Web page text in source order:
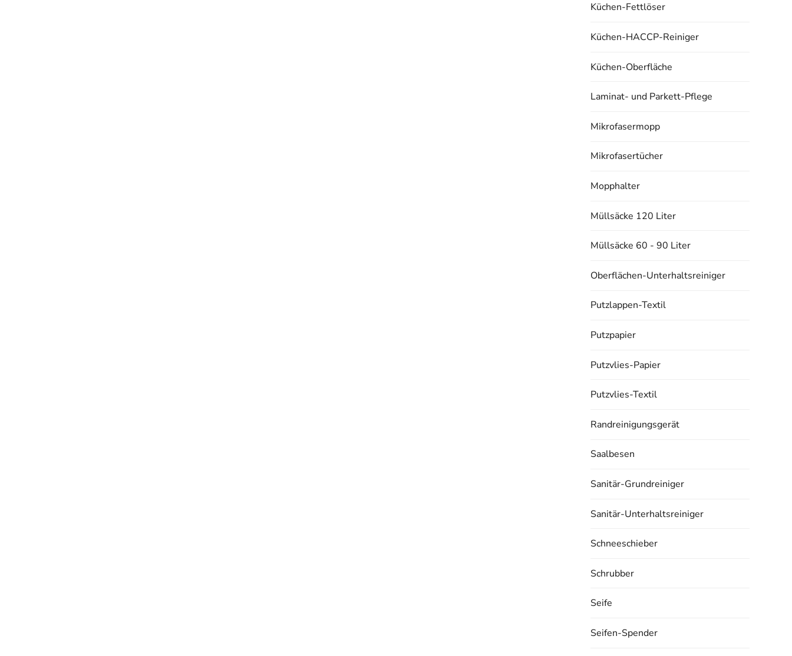
Küchen-Fettlöser
Küchen-HACCP-Reiniger
Küchen-Oberfläche
Laminat- und Parkett-Pflege
Mikrofasermopp
Mikrofasertücher
Mopphalter
Müllsäcke 120 Liter
Müllsäcke 60 - 90 Liter
Oberflächen-Unterhaltsreiniger
Putzlappen-Textil
Putzpapier
Putzvlies-Papier
Putzvlies-Textil
Randreinigungsgerät
Saalbesen
Sanitär-Grundreiniger
Sanitär-Unterhaltsreiniger
Schneeschieber
Schrubber
Seife
Seifen-Spender